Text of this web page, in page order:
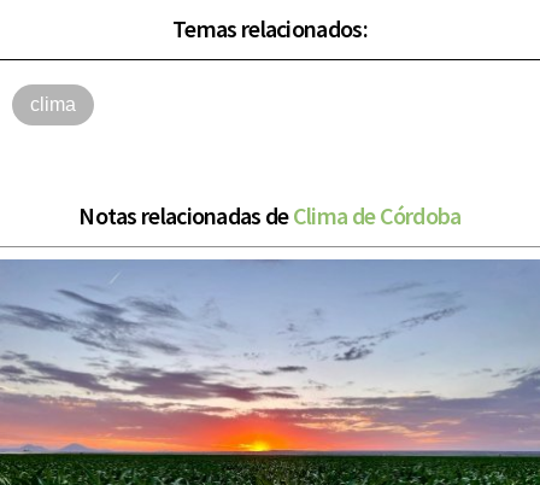
Temas relacionados:
clima
Notas relacionadas deClima de Córdoba